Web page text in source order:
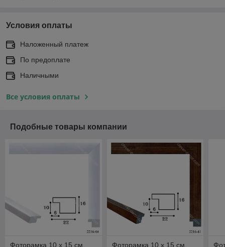
Условия оплаты
Наложенный платеж
По предоплате
Наличными
Все условия оплаты
Подобные товары компании
Фоторамка 10 х 15 см. Фоторамка 10 х 15 см.